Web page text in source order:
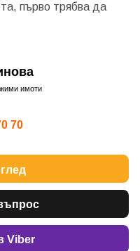
първо трябва да
имоти
70
Viber